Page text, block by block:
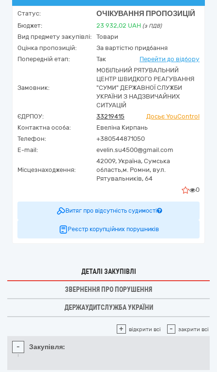
Статус: ОЧІКУВАННЯ ПРОПОЗИЦІЙ
Бюджет: 23 932,02 UAH (з ПДВ)
Вид предмету закупівлі:
Товари
Оцінка пропозицій:
За вартістю придбання
Попередній етап:
Так Перейти до відбору
Замовник:
МОБІЛЬНИЙ РЯТУВАЛЬНИЙ
ЦЕНТР ШВИДКОГО РЕАГУВАННЯ
"СУМИ" ДЕРЖАВНОЇ СЛУЖБИ
УКРАЇНИ З НАДЗВИЧАЙНИХ
СИТУАЦІЙ
ЄДРПОУ:
33219415
Досьє YouControl
Контактна особа:
Евеліна Кирпань
Телефон:
+380544871050
E-mail:
evelin.su4500@gmail.com
Місцезнаходження:
42009, Україна, Сумська
область,м. Ромни, вул.
Рятувальників, 64
0
Витяг про відсутність судимості
Реєстр корупційних порушників
ДЕТАЛІ ЗАКУПІВЛІ
ЗВЕРНЕННЯ ПРО ПОРУШЕННЯ
ДЕРЖАУДИТСЛУЖБА УКРАЇНИ
+ відкрити всі - закрити всі
- Закупівля: